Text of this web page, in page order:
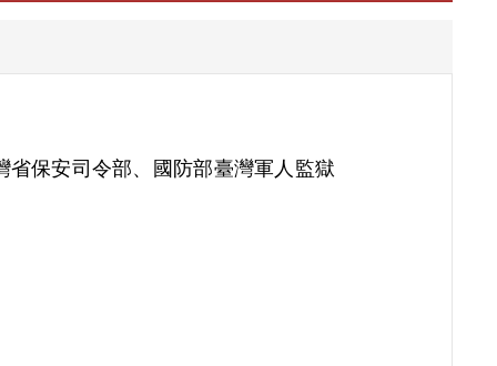
保安司令部、國防部臺灣軍人監獄